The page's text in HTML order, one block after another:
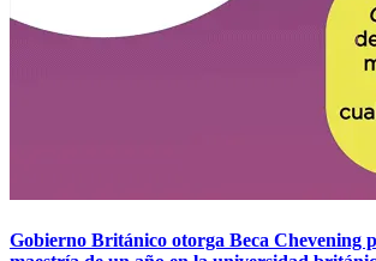
Gobierno Británico otorga Beca Chevening